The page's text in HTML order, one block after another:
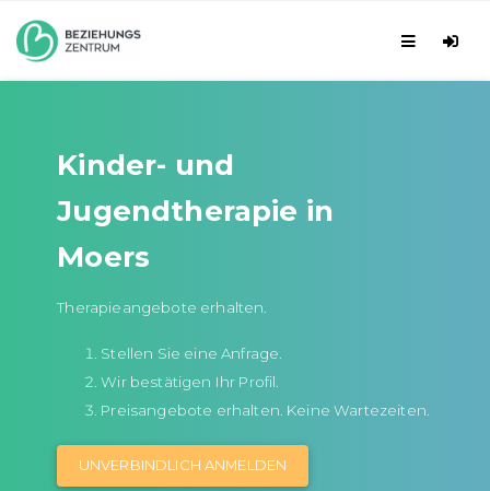
Kinder- und
Jugendtherapie in
Moers
Therapieangebote erhalten.
Stellen Sie eine Anfrage.
Wir bestätigen Ihr Profil.
Preisangebote erhalten. Keine Wartezeiten.
UNVERBINDLICH ANMELDEN